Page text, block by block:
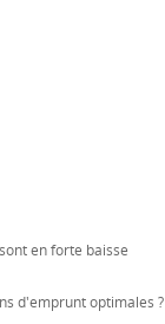
en forte baisse
d'emprunt optimales ?